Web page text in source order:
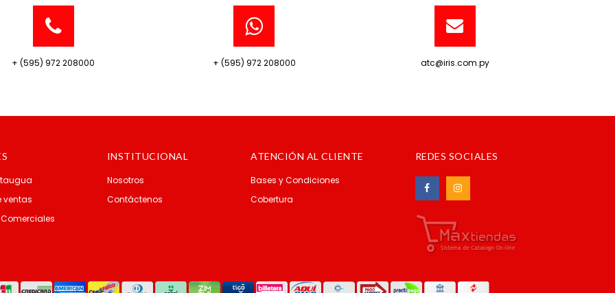
+ (595) 972 208000 + (595) 972 208000 atc@iris.com.py
ventas
INSTITUCIONAL
Nosotros
Contáctenos
ATENCIÓN AL CLIENTE
Bases y Condiciones
Cobertura
REDES SOCIALES